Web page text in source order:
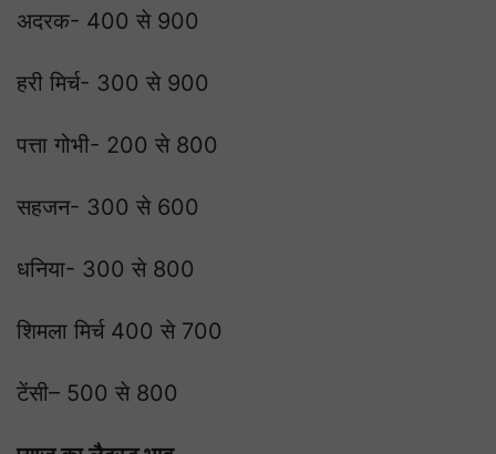
अदरक- 400 से 900
हरी मिर्च- 300 से 900
पत्ता गोभी- 200 से 800
सहजन- 300 से 600
धनिया- 300 से 800
शिमला मिर्च 400 से 700
टेंसी– 500 से 800